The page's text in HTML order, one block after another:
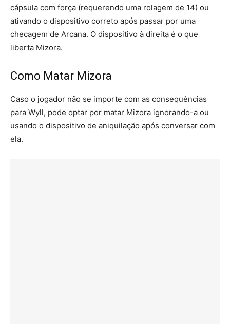
cápsula com força (requerendo uma rolagem de 14) ou
ativando o dispositivo correto após passar por uma
checagem de Arcana. O dispositivo à direita é o que
liberta Mizora.
Como Matar Mizora
Caso o jogador não se importe com as consequências
para Wyll, pode optar por matar Mizora ignorando-a ou
usando o dispositivo de aniquilação após conversar com
ela.